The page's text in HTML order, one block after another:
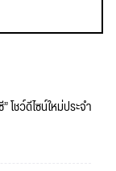
โชว์ดีไซน์ใหม่ประจำ